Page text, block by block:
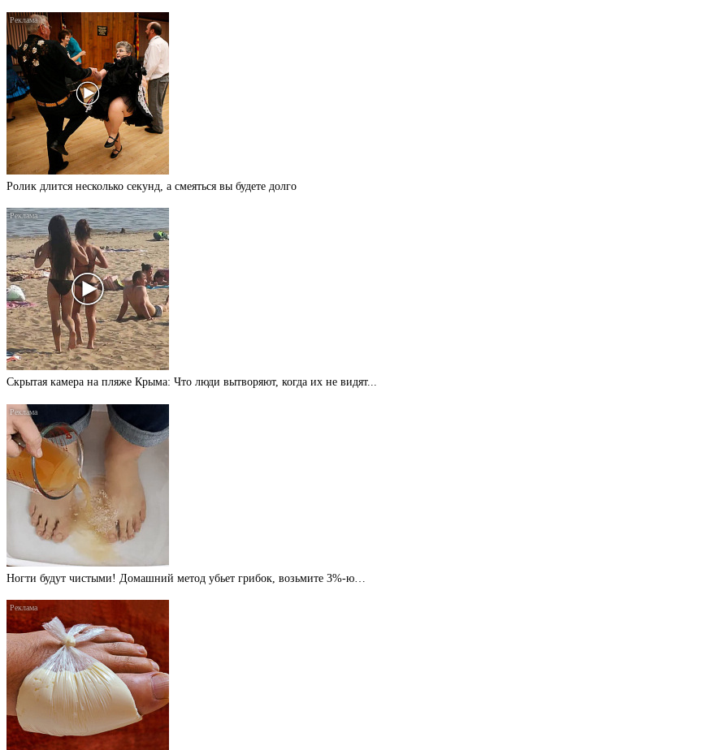
Ролик длится несколько секунд, а смеяться вы будете долго
Скрытая камера на пляже Крыма: Что люди вытворяют, когда их не видят...
Ногти будут чистыми! Домашний метод убьет грибок, возьмите 3%-ю…